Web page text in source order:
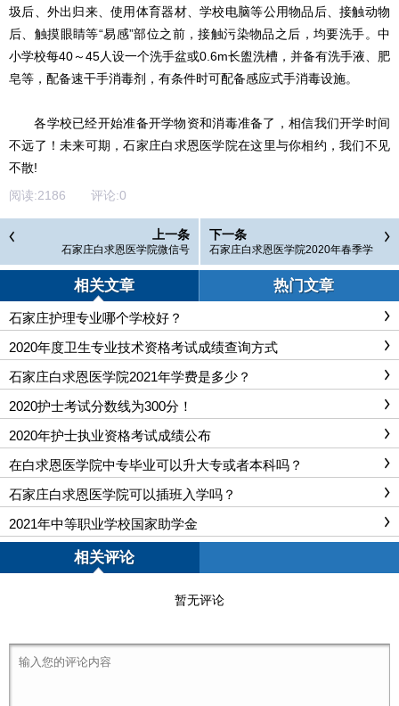
圾后、外出归来、使用体育器材、学校电脑等公用物品后、接触动物
后、触摸眼睛等“易感”部位之前，接触污染物品之后，均要洗手。中
小学校每40～45人设一个洗手盆或0.6m长盥洗槽，并备有洗手液、肥
皂等，配备速干手消毒剂，有条件时可配备感应式手消毒设施。
各学校已经开始准备开学物资和消毒准备了，相信我们开学时间
不远了！未来可期，石家庄白求恩医学院在这里与你相约，我们不见
不散!
阅读:2186 评论:0
上一条
石家庄白求恩医学院微信号
下一条
石家庄白求恩医学院2020年春季学
籍注册的通知-教育厅文件
相关文章 热门文章
石家庄护理专业哪个学校好？
2020年度卫生专业技术资格考试成绩查询方式
石家庄白求恩医学院2021年学费是多少？
2020护士考试分数线为300分！
2020年护士执业资格考试成绩公布
在白求恩医学院中专毕业可以升大专或者本科吗？
石家庄白求恩医学院可以插班入学吗？
2021年中等职业学校国家助学金
相关评论
暂无评论